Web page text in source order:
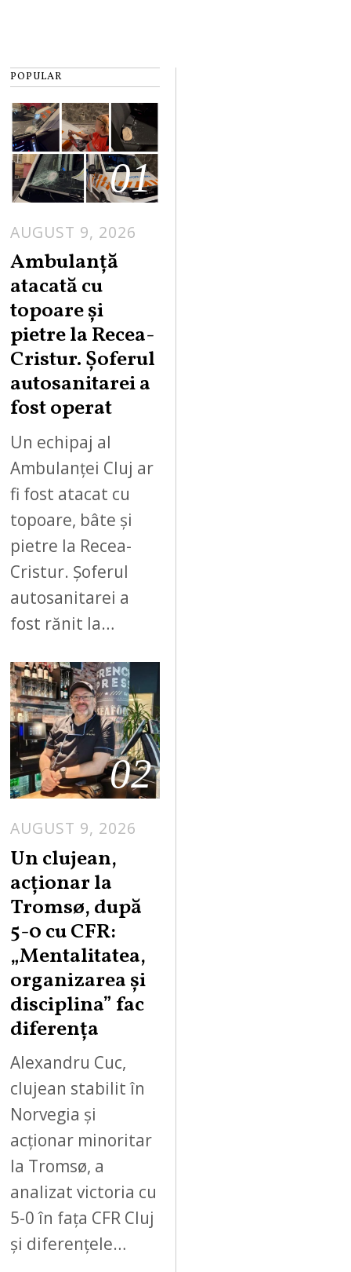
POPULAR
01
AUGUST 9, 2026
Ambulanță
atacată cu
topoare și
pietre la Recea-
Cristur. Șoferul
autosanitarei a
fost operat
Un echipaj al
Ambulanței Cluj ar
fi fost atacat cu
topoare, bâte și
pietre la Recea-
Cristur. Șoferul
autosanitarei a
fost rănit la…
02
AUGUST 9, 2026
Un clujean,
acționar la
Tromsø, după
5-0 cu CFR:
„Mentalitatea,
organizarea și
disciplina” fac
diferența
Alexandru Cuc,
clujean stabilit în
Norvegia și
acționar minoritar
la Tromsø, a
analizat victoria cu
5-0 în fața CFR Cluj
și diferențele…